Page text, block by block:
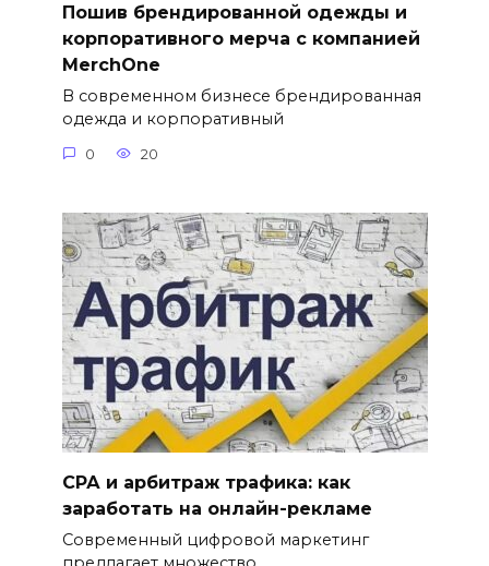
Пошив брендированной одежды и
корпоративного мерча с компанией
MerchOne
В современном бизнесе брендированная
одежда и корпоративный
0 20
СРА и арбитраж трафика: как
заработать на онлайн-рекламе
Современный цифровой маркетинг